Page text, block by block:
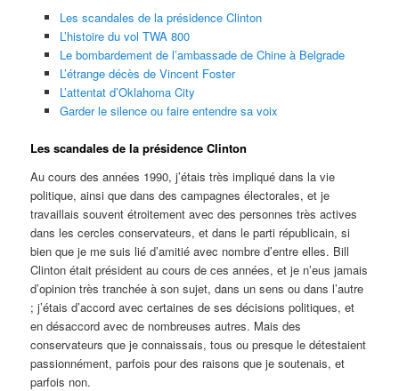
Les scandales de la présidence Clinton
L’histoire du vol TWA 800
Le bombardement de l’ambassade de Chine à Belgrade
L’étrange décès de Vincent Foster
L’attentat d’Oklahoma City
Garder le silence ou faire entendre sa voix
Les scandales de la présidence Clinton
Au cours des années 1990, j’étais très impliqué dans la vie
politique, ainsi que dans des campagnes électorales, et je
travaillais souvent étroitement avec des personnes très actives
dans les cercles conservateurs, et dans le parti républicain, si
bien que je me suis lié d’amitié avec nombre d’entre elles. Bill
Clinton était président au cours de ces années, et je n’eus jamais
d’opinion très tranchée à son sujet, dans un sens ou dans l’autre
; j’étais d’accord avec certaines de ses décisions politiques, et
en désaccord avec de nombreuses autres. Mais des
conservateurs que je connaissais, tous ou presque le détestaient
passionnément, parfois pour des raisons que je soutenais, et
parfois non.